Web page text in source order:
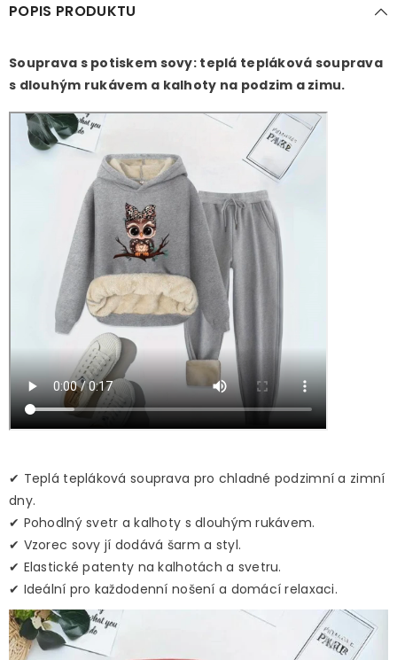
POPIS PRODUKTU
Souprava s potiskem sovy: teplá tepláková souprava
s dlouhým rukávem a kalhoty na podzim a zimu.
✔ Teplá tepláková souprava pro chladné podzimní a zimní
dny.
✔ Pohodlný svetr a kalhoty s dlouhým rukávem.
✔ Vzorec sovy jí dodává šarm a styl.
✔ Elastické patenty na kalhotách a svetru.
✔ Ideální pro každodenní nošení a domácí relaxaci.